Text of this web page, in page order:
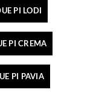
PI LODI
PI CREMA
PI PAVIA